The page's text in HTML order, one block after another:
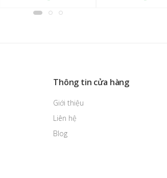
Thông tin cửa hàng
Giới thiệu
Liên hệ
Blog